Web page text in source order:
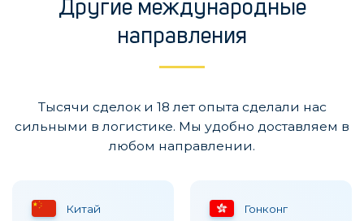
Другие международные
направления
Тысячи сделок и 18 лет опыта сделали нас
сильными в логистике. Мы удобно доставляем в
любом направлении.
Китай Гонконг